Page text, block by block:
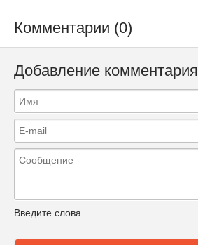
Комментарии (0)
Добавление комментария
Введите слова